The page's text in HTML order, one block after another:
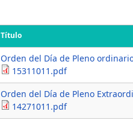
Título
Orden del Día de Pleno
15311011.pdf
Orden del Día de Pleno
14271011.pdf